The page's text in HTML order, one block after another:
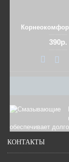
390р.
обеспечивает
КОНТАКТЫ